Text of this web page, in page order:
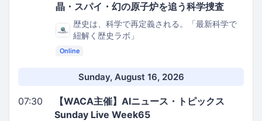
晶・スパイ・幻の原子炉を追う科学捜査
歴史は、科学で再定義される。「最新科学で
紐解く歴史ラボ」
Online
Sunday, August 16, 2026
07:30
【WACA主催】AIニュース・トピックス
Sunday Live Week65